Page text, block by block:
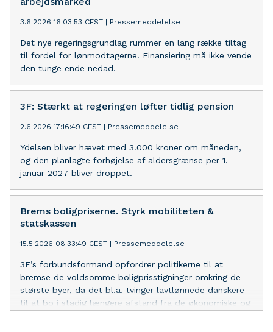
3.6.2026 16:03:53 CEST Pressemeddelelse
Det nye regeringsgrundlag rummer en lang række tiltag
til fordel for lønmodtagerne. Finansiering må ikke vende
den tunge ende nedad.
3F: Stærkt at regeringen løfter tidlig pension
2.6.2026 17:16:49 CEST Pressemeddelelse
Ydelsen bliver hævet med 3.000 kroner om måneden,
og den planlagte forhøjelse af aldersgrænse per 1.
januar 2027 bliver droppet.
Brems boligpriserne. Styrk mobiliteten &
statskassen
15.5.2026 08:33:49 CEST Pressemeddelelse
3F’s forbundsformand opfordrer politikerne til at
bremse de voldsomme boligprisstigninger omkring de
største byer, da det bl.a. tvinger lavtlønnede danskere
til at bo i stadig længere afstand fra de økonomiske og